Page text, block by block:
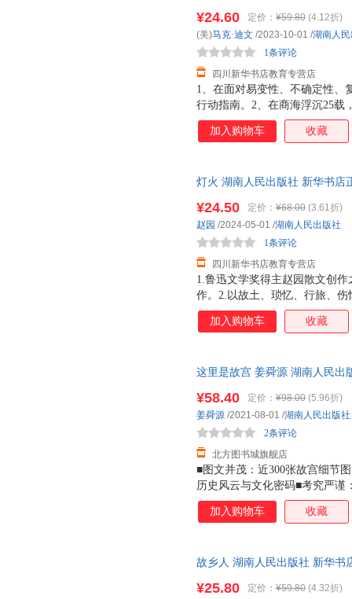
1、在面对易变性、不确定性、
行动指南。2、在商海浮沉25载
户培训经验的作者将自己的强
动好读。结合作者本人的领导
用纸考究，质感典藏。
¥24.60 定价： ¥59.80 (4.12折)
四川新华书店教育专营店
1条评论
(美)马克·迪文 /2023-10-01 /湖南人
加入购物车 收藏
灯火 湖南人民出版社 新华书店
1.鲁迅文学奖得主赵园散文创
作。2.以故土、琐忆、行旅、
历程，看一个知识分子对于苍
的关照。3.以散文面对世界，
而成纯粹的诗。6.赵园散文自
整体设计，精装小开本，进口
翻阅。体悟生活的宽广，感受
¥24.50 定价： ¥68.00 (3.61折)
四川新华书店教育专营店
1条评论
赵园 /2024-05-01 /湖南人民出版社
加入购物车 收藏
这里是故宫 姜舜源 湖南人民出
■图文并茂：近300张故宫细节
历史风云与文化密码■考究严谨
严谨，深入挖掘隐藏在故宫中
知道的故宫■口碑推介：有名
¥58.40 定价： ¥98.00 (5.96折)
北方图书城旗舰店
2条评论
姜舜源 /2021-08-01 /湖南人民出版社
加入购物车 收藏
故乡人 湖南人民出版社 新华书
¥25.80 定价： ¥59.80 (4.32折)